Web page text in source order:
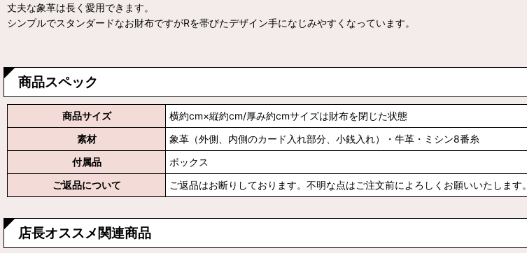
丈夫な象革は長く愛用できます。
シンプルでスタンダードなお財布ですがRを帯びたデザイン手になじみやすくなっています。
商品スペック
商品サイズ
横約cm×縦約cm/厚み約cmサイズは財布を閉じた状態
素材
象革（外側、内側のカード入れ部分、小銭入れ）・牛革・ミシン8番糸
付属品
ボックス
ご返品について
ご返品はお断りしております。不明な点はご注文前によろしくお願いいたします。
店長オススメ関連商品